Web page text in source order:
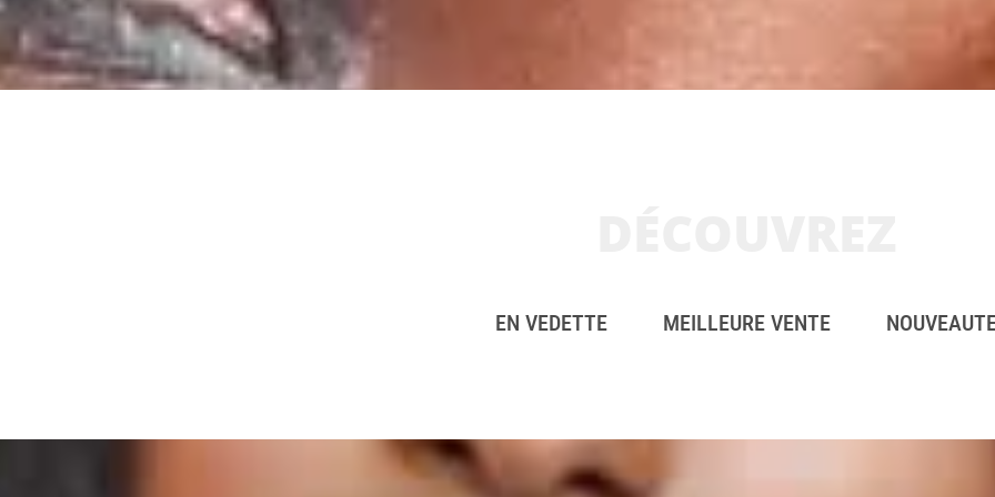
EN VEDETTE MEILLEURE VENTE